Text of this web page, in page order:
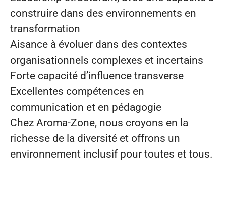
construire dans des environnements en
transformation
Aisance à évoluer dans des contextes
organisationnels complexes et incertains
Forte capacité d’influence transverse
Excellentes compétences en
communication et en pédagogie
Chez Aroma‑Zone, nous croyons en la
richesse de la diversité et offrons un
environnement inclusif pour toutes et tous.